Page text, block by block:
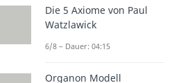
Die 5 Axiome von Paul
Watzlawick
6/8 – Dauer: 04:15
Organon Modell